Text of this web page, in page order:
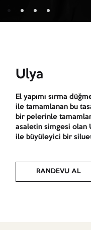
Ulya
El yapımı sırma
ile tamamlanan bu
bir pelerinle
asaletin simgesi olan
ile büyüleyici bir
RANDEVU AL